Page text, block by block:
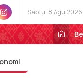
Sabtu, 8 Agu 2026